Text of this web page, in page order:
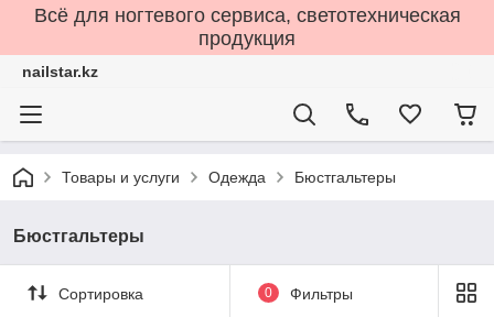
Всё для ногтевого сервиса, светотехническая
продукция
nailstar.kz
Товары и услуги Одежда Бюстгальтеры
Бюстгальтеры
Сортировка 0 Фильтры